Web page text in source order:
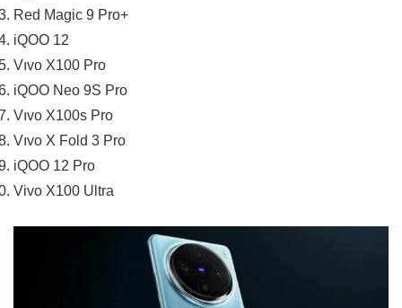
Red Magic 9 Pro+
iQOO 12
Vıvo X100 Pro
iQOO Neo 9S Pro
Vıvo X100s Pro
Vıvo X Fold 3 Pro
iQOO 12 Pro
Vivo X100 Ultra